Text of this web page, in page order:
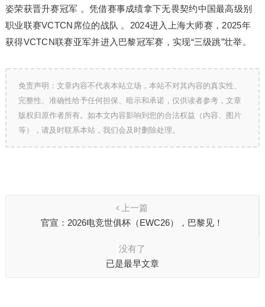
姿荣获晋升赛冠军 。凭借赛事成绩拿下无畏契约中国最高级别
职业联赛VCTCN席位的战队 。2024进入上海大师赛，2025年
获得VCTCN联赛亚军并进入巴黎冠军赛，实现“三级跳”壮举。
免责声明：文章内容不代表本站立场，本站不对其内容的真实性、
完整性、准确性给予任何担保、暗示和承诺，仅供读者参考，文章
版权归原作者所有。如本文内容影响到您的合法权益（内容、图片
等），请及时联系本站，我们会及时删除处理。
上一篇
官宣：2026电竞世俱杯（EWC26），巴黎见！
没有了
已是最早文章